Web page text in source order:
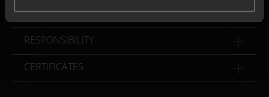
DISCOVER
RESPONSIBILITY
CERTIFICATES